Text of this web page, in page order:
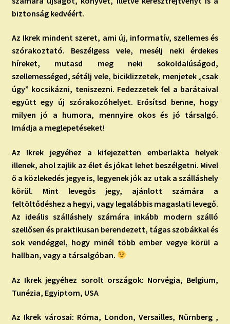
biztonság kedvéért.
Az Ikrek mindent szeret, ami új, informatív, szellemes és
szórakoztató. Beszélgess vele, mesélj neki érdekes
híreket, mutasd meg neki sokoldalúságod,
szellemességed, sétálj vele, biciklizzetek, menjetek „csak
úgy” kocsikázni, teniszezni. Fedezzetek fel a barátaival
együtt egy új szórakozóhelyet. Erősítsd benne, hogy
milyen jó a humora, mennyire okos és jó társalgó.
Imádja a meglepetéseket!
Az Ikrek jegyéhez a kifejezetten emberlakta helyek
illenek, ahol zajlik az élet és jókat lehet beszélgetni. Mivel
ő a közlekedés jegye is, legyenek jók az utak a szálláshely
körül. Mint levegős jegy, ajánlott számára a
feltöltődéshez a hegyi, vagy legalábbis magaslati levegő.
Az ideális szálláshely számára inkább modern szálló
szellősen és praktikusan berendezett, tágas szobákkal és
sok vendéggel, hogy minél több ember vegye körül a
hallban, vagy a társalgóban.
Az Ikrek jegyéhez sorolt országok: Norvégia, Belgium,
Tunézia, Egyiptom, USA
Az Ikrek városai: Róma, London, Versailles, Nürnberg ,